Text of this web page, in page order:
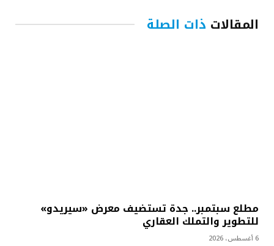
المقالات ذات الصلة
مطلع سبتمبر.. جدة تستضيف معرض «سيريدو»
للتطوير والتملك العقاري
6 أغسطس، 2026